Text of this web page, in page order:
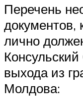
Перечень
документов,
лично
выхода из
Молдова: